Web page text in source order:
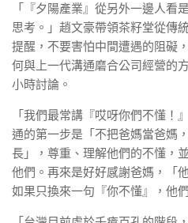
「『夕陽產業』從另外一邊人看
思考。」趙文豪帶領茶籽堂從傳
提醒，不要害怕中間遭遇的阻礙
何與上一代溝通磨合公司經營的
小時討論。
「我們最常講『哎呀你們不懂！
通的第一步是「不把爸媽當爸媽
長」，尊重、理解他們的不懂，
他們。再來是好好感謝爸媽，「
如果只換來一句『你不懂』，他